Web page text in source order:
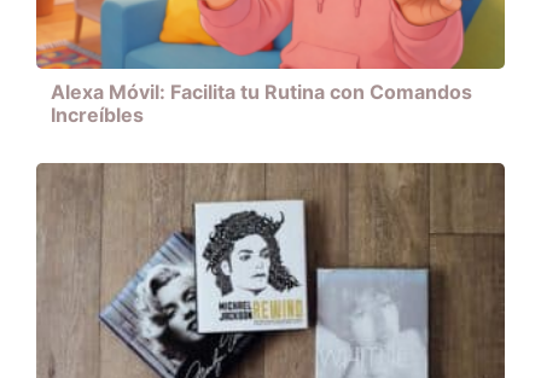
Alexa Móvil: Facilita tu Rutina con Comandos
Increíbles